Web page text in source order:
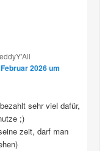
2026 um
sehr viel dafür,
;)
zeit, darf man